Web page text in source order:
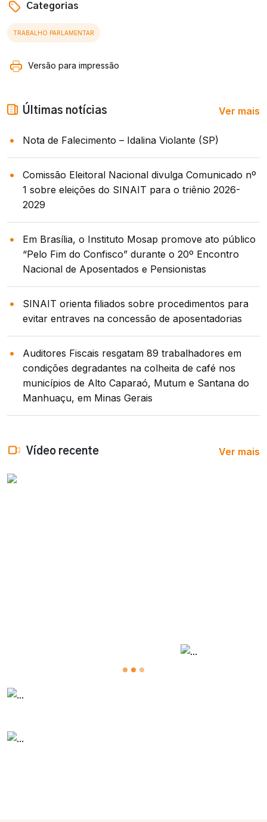
Categorias
TRABALHO PARLAMENTAR
Versão para impressão
Últimas notícias Ver mais
Nota de Falecimento – Idalina Violante (SP)
Comissão Eleitoral Nacional divulga Comunicado nº
1 sobre eleições do SINAIT para o triênio 2026-
2029
Em Brasília, o Instituto Mosap promove ato público
“Pelo Fim do Confisco” durante o 20º Encontro
Nacional de Aposentados e Pensionistas
SINAIT orienta filiados sobre procedimentos para
evitar entraves na concessão de aposentadorias
Auditores Fiscais resgatam 89 trabalhadores em
condições degradantes na colheita de café nos
municípios de Alto Caparaó, Mutum e Santana do
Manhuaçu, em Minas Gerais
Vídeo recente Ver mais